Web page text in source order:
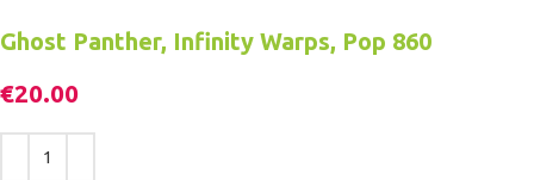
Ghost Panther, Infinity Warps, Pop 860
€20.00